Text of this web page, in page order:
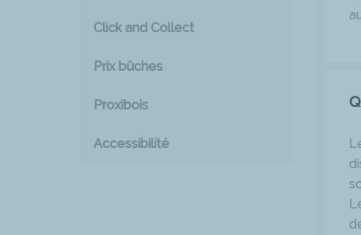
Click and Collect
Prix bûches
Proxibois
Accessibilité